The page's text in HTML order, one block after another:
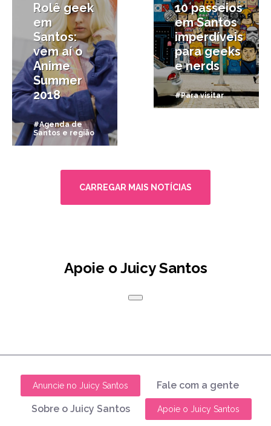
Rolê geek
em
Santos:
vem aí o
Anime
Summer
2018
#Agenda de
Santos e região
10 passeios
em Santos
imperdíveis
para geeks
e nerds
#Para visitar
CARREGAR MAIS NOTÍCIAS
Apoie o Juicy Santos
Anuncie no Juicy Santos Fale com a gente
Sobre o Juicy Santos Apoie o Juicy Santos